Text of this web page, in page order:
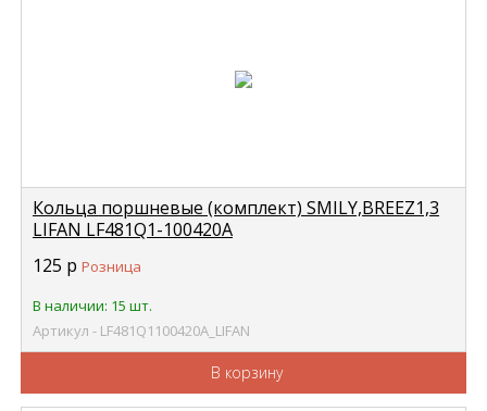
Кольца поршневые (комплект) SMILY,BREEZ1,3
LIFAN LF481Q1-100420A
125 р Розница
В наличии: 15 шт.
Артикул - LF481Q1100420A_LIFAN
В корзину